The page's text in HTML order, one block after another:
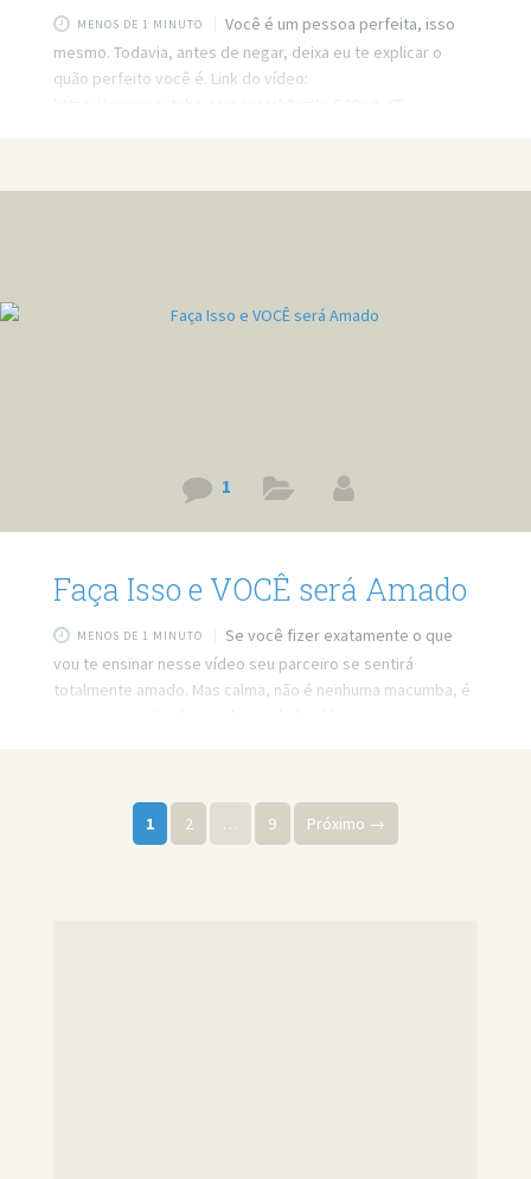
MENOS DE 1 MINUTO
Você é um pessoa perfeita, isso
mesmo. Todavia, antes de negar, deixa eu te explicar o
quão perfeito você é. Link do vídeo:
1
Faça Isso e VOCÊ será Amado
MENOS DE 1 MINUTO
Se você fizer exatamente o que
vou te ensinar nesse vídeo seu parceiro se sentirá
totalmente amado. Mas calma, não é nenhuma macumba, é
Paginação de posts
1 2 … 9 Próximo →